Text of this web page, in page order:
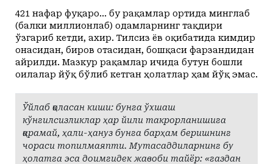
421 нафар фуқаро… бу рақамлар ортида минглаб
(балки миллионлаб) одамларнинг тақдири
ўзгариб кетди, ахир. Тилсиз ёв оқибатида кимдир
онасидан, биров отасидан, бошқаси фарзандидан
айрилди. Мазкур рақамлар ичида бутун бошли
оилалар йўқ бўлиб кетган ҳолатлар ҳам йўқ эмас.
Ўйлаб қоласан киши: бунга ўхшаш
кўнгилсизликлар ҳар йили такрорланишига
қарамай, ҳали-ҳануз бунга барҳам беришнинг
чораси топилмаяпти. Мутасаддиларнинг бу
ҳолатга эса доимгидек жавоби тайёр: «газдан